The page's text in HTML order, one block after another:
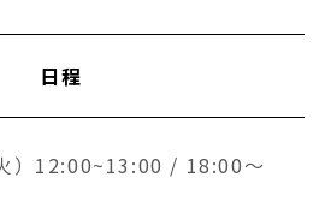
日程
）12:00~13:00 / 18:00～